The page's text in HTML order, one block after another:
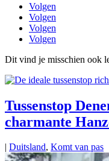
Volgen
Volgen
Volgen
Volgen
Dit vind je misschien ook
Tussenstop
charmante
| Duitsland, Komt van pas